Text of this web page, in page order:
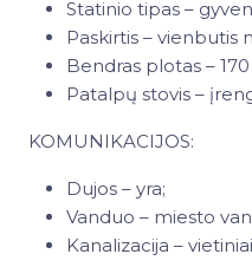
Statinio tipas –
Paskirtis – vienbutis
Bendras plotas – 170
Patalpų stovis –
KOMUNIKACIJOS:
Dujos – yra;
Vanduo – miesto
Kanalizacija –